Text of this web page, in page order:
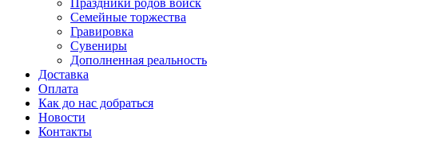
Праздники родов войск
Семейные торжества
Гравировка
Сувениры
Дополненная реальность
Доставка
Оплата
Как до нас добраться
Новости
Контакты